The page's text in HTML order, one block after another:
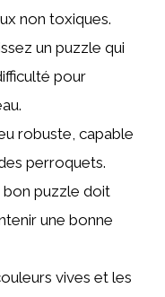
non toxiques.
un puzzle qui
pour
robuste, capable
perroquets.
bon puzzle doit
une bonne
vives et les